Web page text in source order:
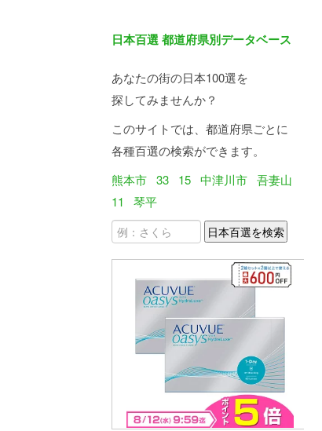
日本百選 都道府県別データベース
あなたの街の日本100選を
探してみませんか？
このサイトでは、都道府県ごとに
各種百選の検索ができます。
熊本市 33 15 中津川市 吾妻山
11
琴平